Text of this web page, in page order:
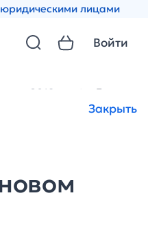
лицами
Закрыть
Войти
за 2018 год «Европа»